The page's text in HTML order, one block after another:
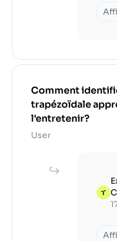
Comment
trapézoïdale
l'entretenir?
User